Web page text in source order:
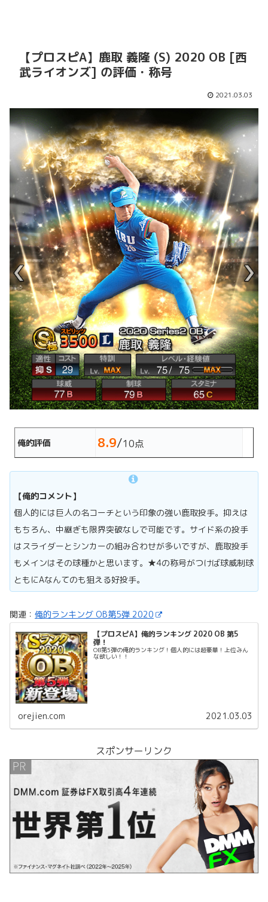
【プロスピA】鹿取 義隆 (S) 2020 OB [西
武ライオンズ] の評価・称号
2021.03.03
俺的評価 8.9/10点
【俺的コメント】
個人的には巨人の名コーチという印象の強い鹿取投手。抑えは
もちろん、中継ぎも限界突破なしで可能です。サイド系の投手
はスライダーとシンカーの組み合わせが多いですが、鹿取投手
もメインはその球種かと思います。★4の称号がつけば球威制球
ともにAなんてのも狙える好投手。
関連： 俺的ランキング OB第5弾 2020
【プロスピA】俺的ランキング 2020 OB 第5
弾！
OB第5弾の俺的ランキング！個人的には超豪華！上位みん
な欲しい！！
orejien.com 2021.03.03
スポンサーリンク